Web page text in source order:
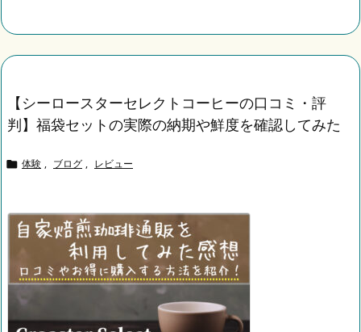
【シーロースターセレクトコーヒーの口コミ・評
判】福袋セットの実際の納期や鮮度を確認してみた
 体験 , ブログ , レビュー